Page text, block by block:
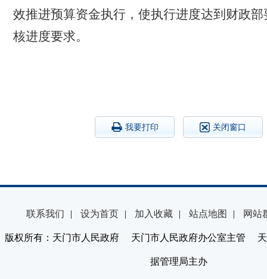
效推进预算资金执行，使执行进度达到财政
核进度要求。
我要打印 关闭窗口
联系我们 | 设为首页 | 加入收藏 | 站点地图 | 网站
版权所有：天门市人民政府 天门市人民政府办公室主管 天
据管理局主办